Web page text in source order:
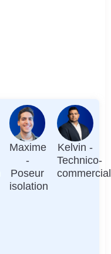
Maxime
-
Poseur
isolation
Kelvin -
Technico-
commercial